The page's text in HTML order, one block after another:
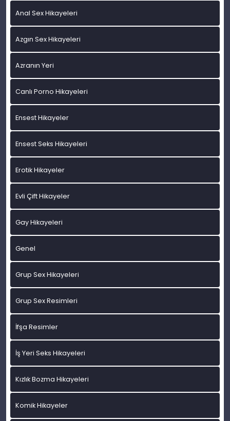
Anal Sex Hikayeleri
Azgın Sex Hikayeleri
Azranın Yeri
Canlı Porno Hikayeleri
Ensest Hikayeler
Ensest Seks Hikayeleri
Erotik Hikayeler
Evli Çift Hikayeler
Gay Hikayeleri
Genel
Grup Sex Hikayeleri
Grup Sex Resimleri
İfşa Resimler
İş Yeri Seks Hikayeleri
Kızlık Bozma Hikayeleri
Komik Hikayeler